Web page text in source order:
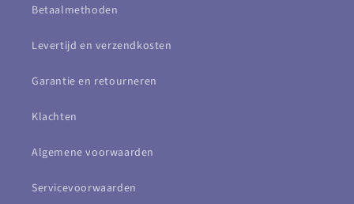
Betaalmethoden
Levertijd en verzendkosten
Garantie en retourneren
Klachten
Algemene voorwaarden
Servicevoorwaarden